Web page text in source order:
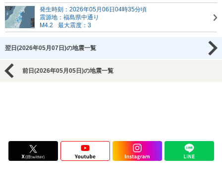
発生時刻：2026年05月06日04時35分頃
震源地：福島県中通り
M4.2
最大震度：3
翌日(2026年05月07日)の地震一覧
前日(2026年05月05日)の地震一覧